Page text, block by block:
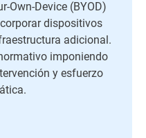
Own-Device (BYOD)
dispositivos
adicional.
imponiendo
y esfuerzo